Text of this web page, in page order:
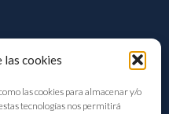
las cookies
las cookies para almacenar y/o
tecnologías nos permitirá